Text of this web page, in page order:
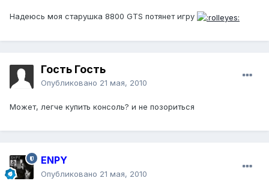
Надеюсь моя старушка 8800 GTS потянет игру
Гость Гость
Опубликовано 21 мая, 2010
Может, легче купить консоль? и не позориться
ENPY
Опубликовано 21 мая, 2010